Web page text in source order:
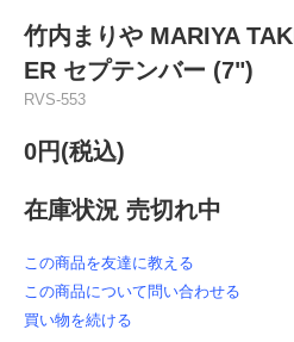
竹内まりや MARIYA
ER セプテンバー (7")
RVS-553
0円(税込)
在庫状況 売切れ中
この商品を友達に教える
この商品について問い合わせる
買い物を続ける